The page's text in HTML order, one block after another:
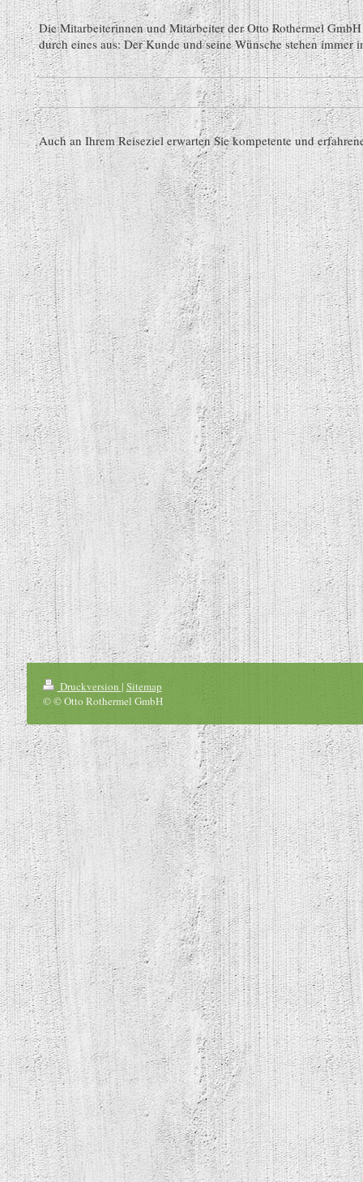
Die Mitarbeiterinnen und Mitarbeiter der Otto Rothermel
durch eines aus: Der Kunde und seine Wünsche stehen immer
Auch an Ihrem Reiseziel erwarten Sie kompetente und
Druckversion | Sitemap
© © Otto Rothermel GmbH